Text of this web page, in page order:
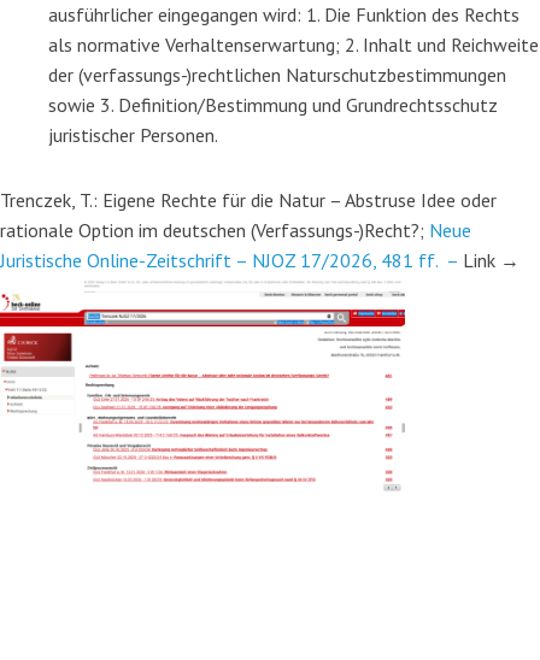
ausführlicher eingegangen wird: 1. Die Funktion des Rechts
als normative Verhaltenserwartung; 2. Inhalt und Reichweite
der (verfassungs-)rechtlichen Naturschutzbestimmungen
sowie 3. Definition/Bestimmung und Grundrechtsschutz
juristischer Personen.
Trenczek, T.: Eigene Rechte für die Natur – Abstruse Idee oder
rationale Option im deutschen (Verfassungs-)Recht?; Neue
Juristische Online-Zeitschrift – NJOZ 17/2026, 481 ff. – Link →